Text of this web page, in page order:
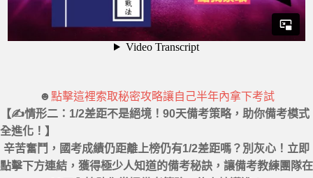
☻ 點擊這裡索取秘密攻略讓自己半年內拿下考試
【✍情形二：1/2差距不是絕境！90天備考策略，助你備考模式
全進化！】
辛苦奮鬥，國考成績仍距離上榜仍有1/2差距嗎？別灰心！立即
點擊下方連結，獲得極少人知道的備考秘訣，讓備考教練團隊在